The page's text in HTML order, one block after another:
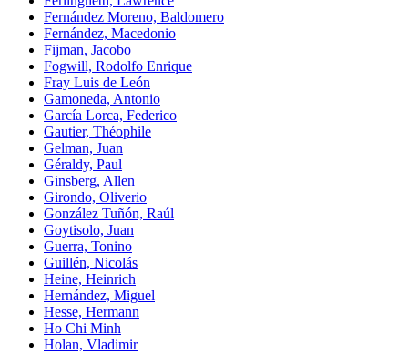
Fernández Moreno, Baldomero
Fernández, Macedonio
Fijman, Jacobo
Fogwill, Rodolfo Enrique
Fray Luis de León
Gamoneda, Antonio
García Lorca, Federico
Gautier, Théophile
Gelman, Juan
Géraldy, Paul
Ginsberg, Allen
Girondo, Oliverio
González Tuñón, Raúl
Goytisolo, Juan
Guerra, Tonino
Guillén, Nicolás
Heine, Heinrich
Hernández, Miguel
Hesse, Hermann
Ho Chi Minh
Holan, Vladimir